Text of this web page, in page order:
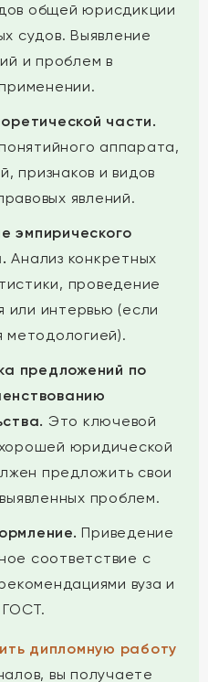
общей юрисдикции
судов. Выявление
и проблем в
части.
аппарата,
признаков и видов
явлений.
эмпирического
Анализ конкретных
проведение
или интервью (если
методологией).
предложений по
Это ключевой
юридической
предложить свои
проблем.
Приведение
соответствие с
вуза и
ГОСТ.
дипломную работу
вы получаете